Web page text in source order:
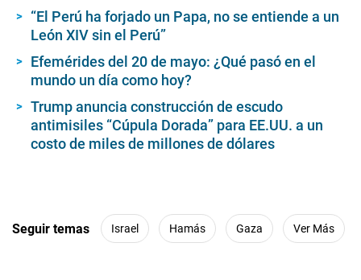
“El Perú ha forjado un Papa, no se entiende a un
León XIV sin el Perú”
Efemérides del 20 de mayo: ¿Qué pasó en el
mundo un día como hoy?
Trump anuncia construcción de escudo
antimisiles “Cúpula Dorada” para EE.UU. a un
costo de miles de millones de dólares
Seguir temas Israel Hamás Gaza Ver Más